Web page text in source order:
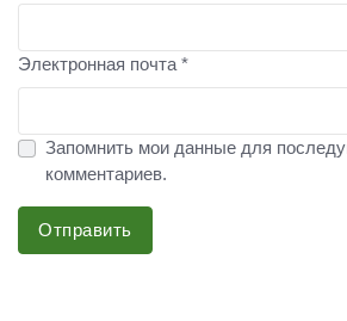
Электронная почта *
Запомнить мои данные для
комментариев.
Отправить